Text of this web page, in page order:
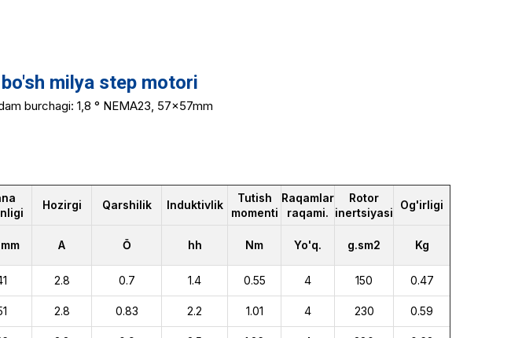
milya step motori
burchagi: 1,8 ° NEMA23, 57x57mm
Hozirgi Qarshilik Induktivlik
Tutish
momenti
Raqamlar
raqami.
Rotor
inertsiyasi
Og'irligi
A Ō hh Nm Yo'q. g.sm2 Kg
2.8 0.7 1.4 0.55 4 150 0.47
2.8 0.83 2.2 1.01 4 230 0.59